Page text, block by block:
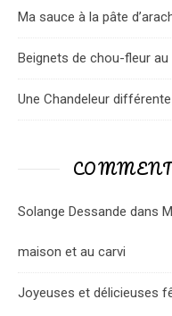
Ma sauce à la pâte
Beignets de chou-fleur
Une Chandeleur
Solange Dessande dans
maison et au carvi
Joyeuses et délicieuses